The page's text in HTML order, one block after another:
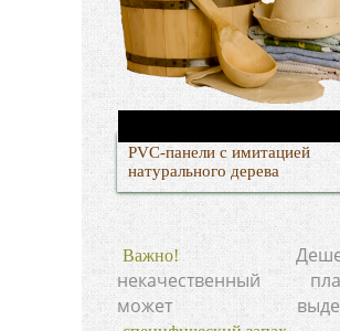
PVC-панели с имитацией
натурального дерева
Важно!
некачественный
может